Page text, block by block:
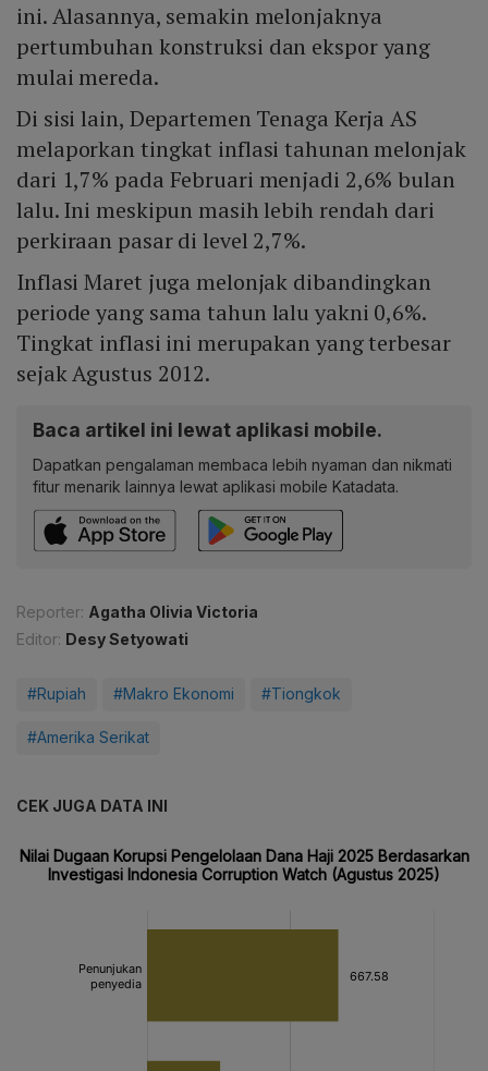
ini. Alasannya, semakin melonjaknya
pertumbuhan konstruksi dan ekspor yang
mulai mereda.
Di sisi lain, Departemen Tenaga Kerja AS
melaporkan tingkat inflasi tahunan melonjak
dari 1,7% pada Februari menjadi 2,6% bulan
lalu. Ini meskipun masih lebih rendah dari
perkiraan pasar di level 2,7%.
Inflasi Maret juga melonjak dibandingkan
periode yang sama tahun lalu yakni 0,6%.
Tingkat inflasi ini merupakan yang terbesar
sejak Agustus 2012.
Baca artikel ini lewat aplikasi mobile.
Dapatkan pengalaman membaca lebih nyaman dan nikmati
fitur menarik lainnya lewat aplikasi mobile Katadata.
Reporter: Agatha Olivia Victoria
Editor: Desy Setyowati
#Rupiah #Makro Ekonomi #Tiongkok
#Amerika Serikat
CEK JUGA DATA INI